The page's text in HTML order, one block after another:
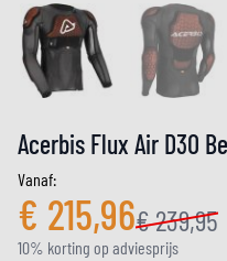
Acerbis Flux Air D3O
Vanaf:
€ 215,96€ 239,95
10% korting op adviesprijs